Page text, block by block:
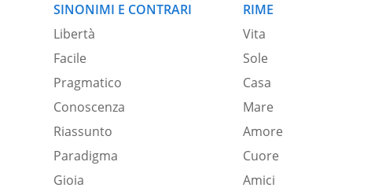
SINONIMI E CONTRARI
Libertà
Facile
Pragmatico
Conoscenza
Riassunto
Paradigma
Gioia
RIME
Vita
Sole
Casa
Mare
Amore
Cuore
Amici